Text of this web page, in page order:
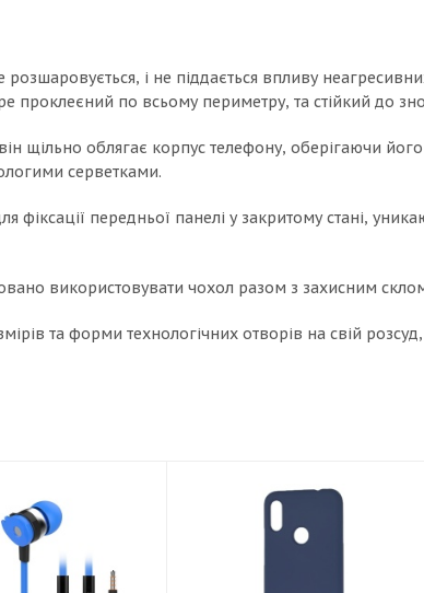
і не піддається впливу
проклеєний по всьому периметру, та стійкий до
щільно облягає корпус телефону, оберігаючи
серветками.
передньої панелі у закритому стані,
використовувати чохол разом з захисним
та форми технологічних отворів на свій